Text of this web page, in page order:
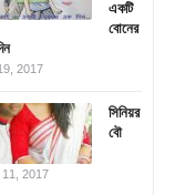
একটি
বোনের
2017
সিনিয়র
বৌ
11, 2017